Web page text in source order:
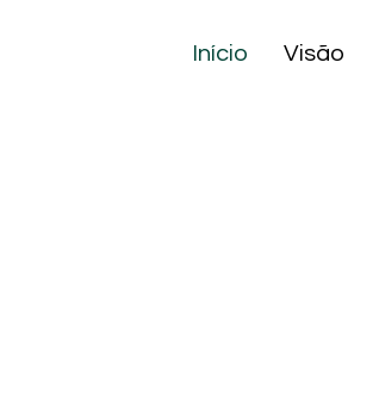
Início Visão